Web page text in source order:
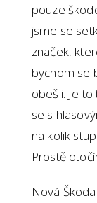
pouze
jsme se
značek,
bychom se
obešli. Je
se s
na kolik
Prostě
Nová